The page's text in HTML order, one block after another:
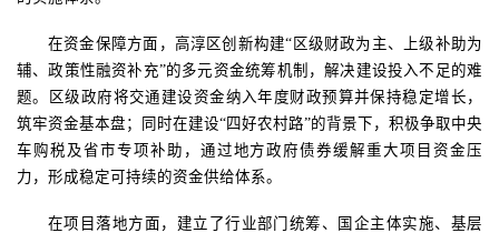
在资金保障方面，高淳区创新构建“区级财政为主、上级补助为
辅、政策性融资补充”的多元资金统筹机制，解决建设投入不足的难
题。区级政府将交通建设资金纳入年度财政预算并保持稳定增长，
筑牢资金基本盘；同时在建设“四好农村路”的背景下，积极争取中央
车购税及省市专项补助，通过地方政府债券缓解重大项目资金压
力，形成稳定可持续的资金供给体系。
在项目落地方面，建立了行业部门统筹、国企主体实施、基层